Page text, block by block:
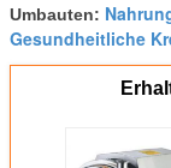
Umbauten:
Gesundheitliche